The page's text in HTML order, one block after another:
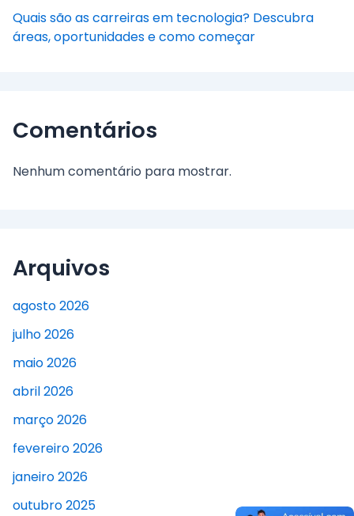
Quais são as carreiras em tecnologia? Descubra
áreas, oportunidades e como começar
Comentários
Nenhum comentário para mostrar.
Arquivos
agosto 2026
julho 2026
maio 2026
abril 2026
março 2026
fevereiro 2026
janeiro 2026
outubro 2025